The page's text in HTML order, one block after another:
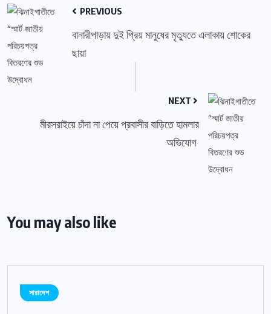
PREVIOUS
বানারীপাড়ায় দুই প্রিয় মানুষের মৃত্যুতে এলাকায় শোকের
ছায়া
NEXT
মীরসরাইয়ে চাঁদা না পেয়ে প্রবাসীর বাড়িতে হামলার
অভিযোগ
You may also like
সারাদেশ